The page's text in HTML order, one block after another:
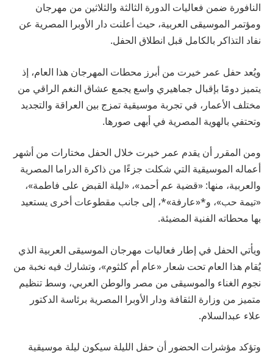
النافورة ضمن فعاليات الدورة الثالثة والثلاثين من مهرجان
ومؤتمر الموسيقى العربية، حيث أعلنت دار الأوبرا المصرية عن
نفاد التذاكر بالكامل قبل انطلاق الحفل.
ويُعد حفل عمر خيرت من أبرز محطات المهرجان هذا العام، إذ
يتميز دومًا بإقبال جماهيري واسع يجمع عشاق النغم الراقي من
مختلف الأعمار، في تجربة موسيقية تمزج بين العراقة والتجديد
وتحتفي بالهوية المصرية في أبهى صورها.
ومن المقرر أن يقدم عمر خيرت خلال الحفل مختارات من أشهر
أعماله الموسيقية التي شكلت جزءًا من ذاكرة الدراما المصرية
والعربية، منها: «قضية عم أحمد»، «ليلة القبض على فاطمة»،
«تيمة حب»، و*«عارفة»*، إلى جانب مقطوعات أخرى يستعيد
بها محطاته الفنية المضيئة.
ويأتي الحفل في إطار فعاليات مهرجان الموسيقى العربية الذي
يُقام هذا العام تحت شعار «عام أم كلثوم»، وتشارك فيه نخبة من
نجوم الغناء والموسيقى من مصر والوطن العربي، وسط تنظيم
متميز من وزارة الثقافة ودار الأوبرا المصرية برئاسة الدكتور
علاء عبدالسلام.
وتؤكد مؤشرات الحضور أن حفل الليلة سيكون ليلة موسيقية